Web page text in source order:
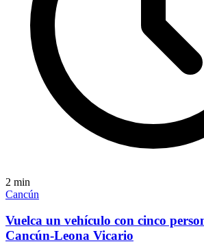
2 min
Cancún
Vuelca un vehículo con cinco
Cancún-Leona Vicario